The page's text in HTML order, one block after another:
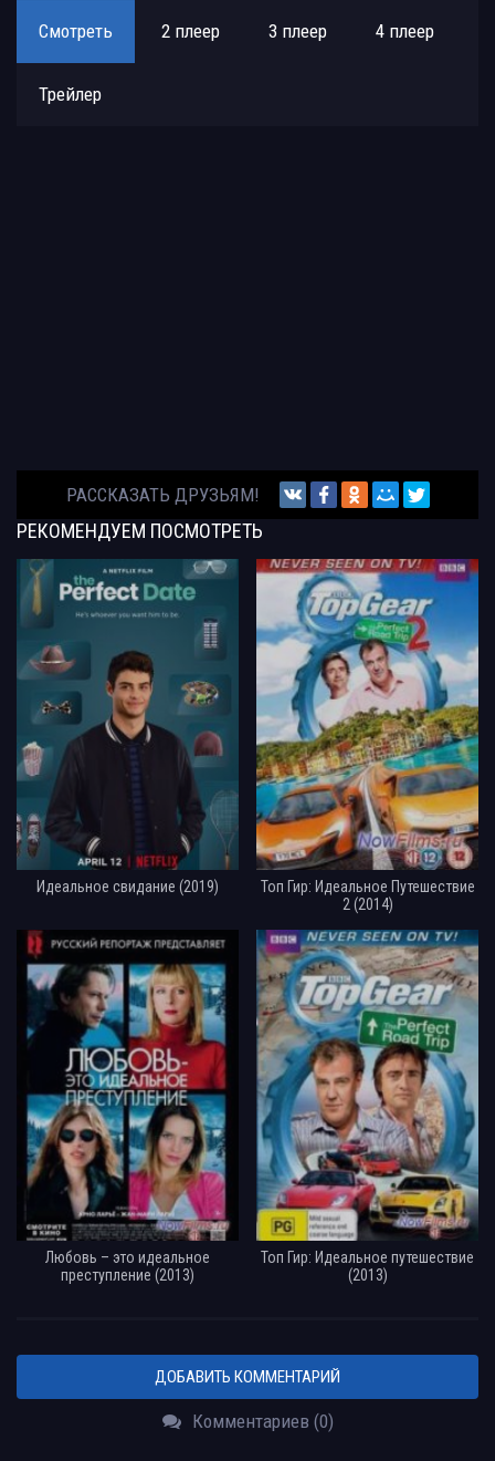
Смотреть 2 плеер 3 плеер 4 плеер
Трейлер
РАССКАЗАТЬ ДРУЗЬЯМ!
РЕКОМЕНДУЕМ ПОСМОТРЕТЬ
Идеальное свидание (2019)
Топ Гир: Идеальное Путешествие
2 (2014)
Любовь – это идеальное
преступление (2013)
Топ Гир: Идеальное путешествие
(2013)
ДОБАВИТЬ КОММЕНТАРИЙ
Комментариев (0)